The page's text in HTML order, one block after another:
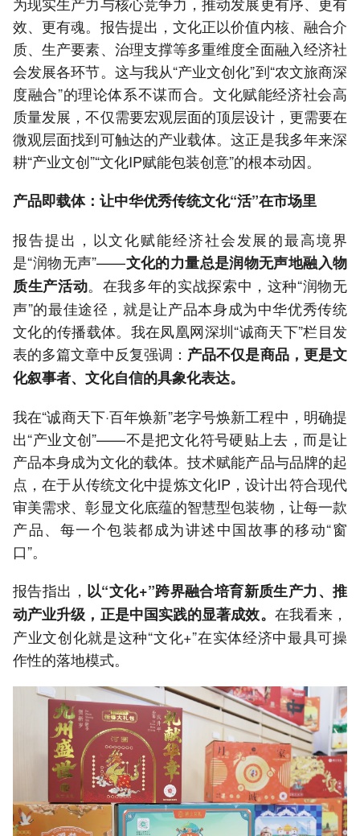
效、更有魂。报告提出，文化正以价值内核、融合介
质、生产要素、治理支撑等多重维度全面融入经济社
会发展各环节。这与我从“产业文创化”到“农文旅商深
度融合”的理论体系不谋而合。文化赋能经济社会高
质量发展，不仅需要宏观层面的顶层设计，更需要在
微观层面找到可触达的产业载体。这正是我多年来深
耕“产业文创”“文化IP赋能包装创意”的根本动因。
产品即载体：让中华优秀传统文化“活”在市场里
报告提出，以文化赋能经济社会发展的最高境界
是“润物无声”——文化的力量总是润物无声地融入物
质生产活动。在我多年的实战探索中，这种“润物无
声”的最佳途径，就是让产品本身成为中华优秀传统
文化的传播载体。我在凤凰网深圳“诚商天下”栏目发
表的多篇文章中反复强调： 产品不仅是商品，更是文
化叙事者、文化自信的具象化表达。
我在“诚商天下·百年焕新”老字号焕新工程中，明确提
出“产业文创”——不是把文化符号硬贴上去，而是让
产品本身成为文化的载体。技术赋能产品与品牌的起
点，在于从传统文化中提炼文化IP，设计出符合现代
审美需求、彰显文化底蕴的智慧型包装物，让每一款
产品、每一个包装都成为讲述中国故事的移动“窗
口”。
报告指出， 以“文化+”跨界融合培育新质生产力、推
动产业升级，正是中国实践的显著成效。 在我看来，
产业文创化就是这种“文化+”在实体经济中最具可操
作性的落地模式。